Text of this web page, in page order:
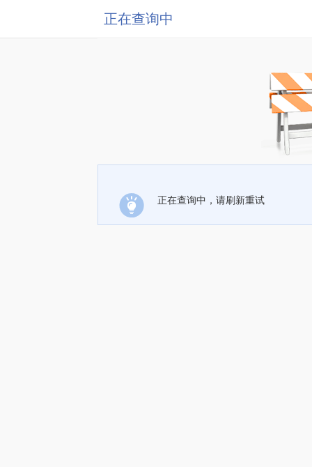
正在查询中
正在查询中，请刷新重试